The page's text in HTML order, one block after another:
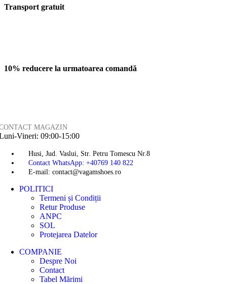
Transport gratuit
10% reducere la urmatoarea comandă
MAGAZIN
Vineri: 09:00-15:00
Husi, Jud. Vaslui, Str. Petru Tomescu Nr.8
Contact WhatsApp: +40769 140 822
E-mail: contact@vagamshoes.ro
POLITICI
Termeni și Condiții
Retur Produse
ANPC
SOL
Protejarea Datelor
COMPANIE
Despre Noi
Contact
Tabel Mărimi